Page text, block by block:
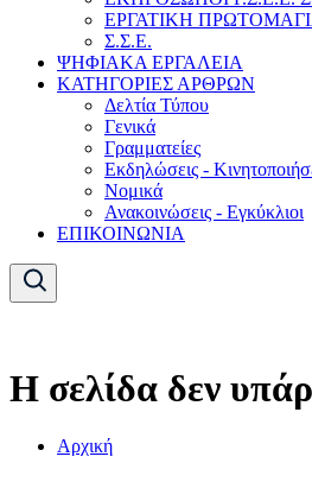
ΕΡΓΑΤΙΚΗ
Σ.Σ.Ε.
ΨΗΦΙΑΚΑ ΕΡΓΑΛΕΙΑ
ΚΑΤΗΓΟΡΙΕΣ ΑΡΘΡΩΝ
Δελτία Τύπου
Γενικά
Γραμματείες
Εκδηλώσεις -
Νομικά
Ανακοινώσεις - Εγκύκλιοι
ΕΠΙΚΟΙΝΩΝΙΑ
Η σελίδα δεν
Αρχική